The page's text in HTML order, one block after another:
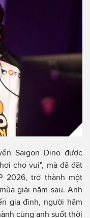
Saigon Dino được
cho vui", mà đã đặt
2026, trở thành một
giải năm sau. Anh
gia đình, người hâm
cùng anh suốt thời